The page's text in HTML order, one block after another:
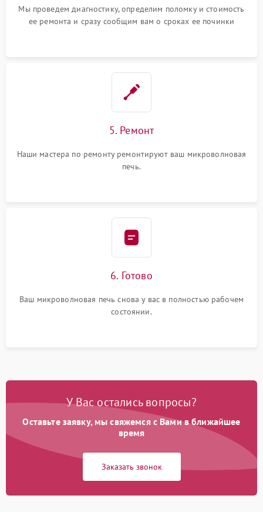
Мы проведем диагностику, определим поломку и стоимость
ее ремонта и сразу сообщим вам о сроках ее починки
5. Ремонт
Наши мастера по ремонту ремонтируют ваш микроволновая
печь.
6. Готово
Ваш микроволновая печь снова у вас в полностью рабочем
состоянии.
У Вас остались вопросы?
Оставьте заявку, мы свяжемся с Вами в ближайшее
время
Заказать звонок